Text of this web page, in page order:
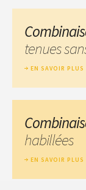
tenues
EN SAVOIR PLUS
habillées
EN SAVOIR PLUS